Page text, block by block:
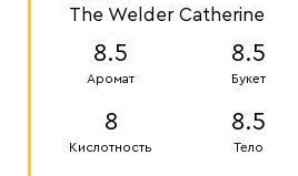
The Welder Catherine
8.5
Аромат
8.5
Букет
8
Кислотность
8.5
Тело